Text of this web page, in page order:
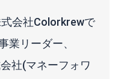
会社Colorkrewで
業リーダー、
社(マネーフォワ